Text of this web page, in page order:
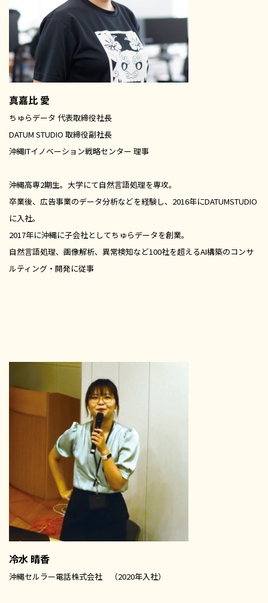
真嘉比 愛
ちゅらデータ 代表取締役社長
DATUM STUDIO 取締役副社長
沖縄ITイノベーション戦略センター 理事
沖縄高専2期生。大学にて自然言語処理を専攻。
卒業後、広告事業のデータ分析などを経験し、2016年にDATUMSTUDIO
に入社。
2017年に沖縄に子会社としてちゅらデータを創業。
自然言語処理、画像解析、異常検知など100社を超えるAI構築のコンサ
ルティング・開発に従事
冷水 晴香
沖縄セルラー電話株式会社 （2020年入社）